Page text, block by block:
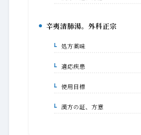
5.辛夷清肺湯。外科正宗
5-1.処方薬味
5-2.適応疾患
5-3.使用目標
5-4.漢方の証、方意